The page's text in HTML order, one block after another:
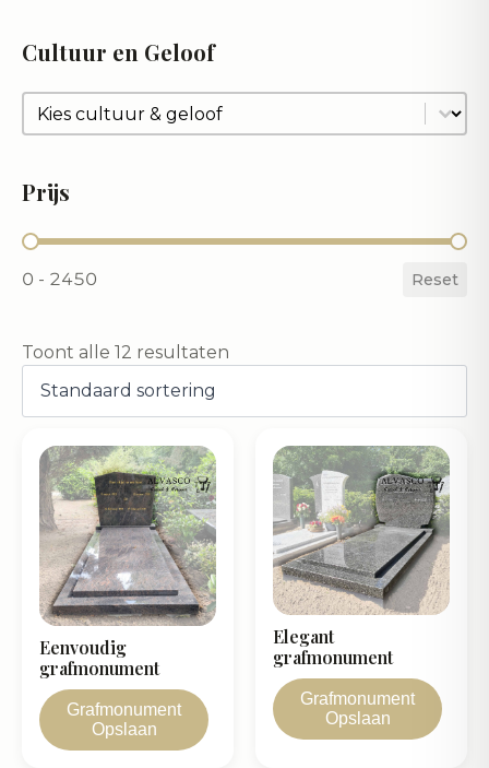
Cultuur en Geloof
Cultuur en Geloof
Cultuur en Geloof
Prijs
Prijs
0 - 2450 Reset
Toont alle 12 resultaten
Grafmonument
Opslaan
Eenvoudig
grafmonument
Grafmonument
Opslaan
Elegant
grafmonument